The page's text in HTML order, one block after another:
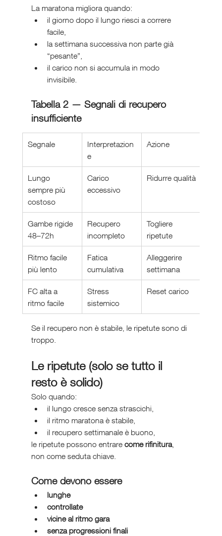
La maratona migliora quando:
il giorno dopo il lungo riesci a correre
facile,
la settimana successiva non parte già
“pesante”,
il carico non si accumula in modo
invisibile.
Tabella 2 — Segnali di recupero
insufficiente
Segnale
Interpretazion
e
Azione
Lungo
sempre più
costoso
Carico
eccessivo
Ridurre qualità
Gambe rigide
48–72h
Recupero
incompleto
Togliere
ripetute
Ritmo facile
più lento
Fatica
cumulativa
Alleggerire
settimana
FC alta a
ritmo facile
Stress
sistemico
Reset carico
Se il recupero non è stabile, le ripetute sono di
troppo.
Le ripetute (solo se tutto il
resto è solido)
Solo quando:
il lungo cresce senza strascichi,
il ritmo maratona è stabile,
il recupero settimanale è buono,
le ripetute possono entrare come rifinitura,
non come seduta chiave.
Come devono essere
lunghe
controllate
vicine al ritmo gara
senza progressioni finali